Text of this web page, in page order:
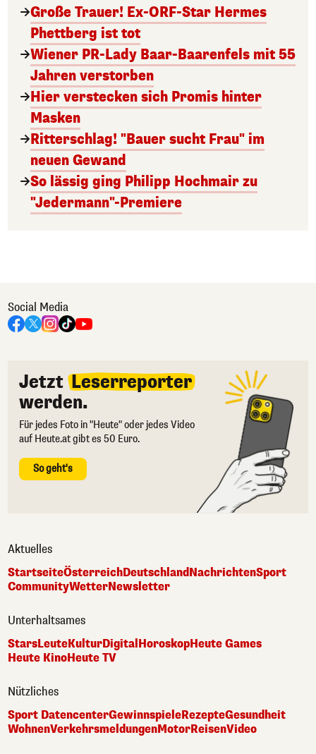
Große Trauer! Ex-ORF-Star Hermes
Phettberg ist tot
Wiener PR-Lady Baar-Baarenfels mit 55
Jahren verstorben
Hier verstecken sich Promis hinter
Masken
Ritterschlag! "Bauer sucht Frau" im
neuen Gewand
So lässig ging Philipp Hochmair zu
"Jedermann"-Premiere
Social Media
Jetzt Leserreporter
werden.
Für jedes Foto in "Heute" oder jedes Video
auf Heute.at gibt es 50 Euro.
So geht's
Aktuelles
StartseiteÖsterreichDeutschlandNachrichtenSport
CommunityWetterNewsletter
Unterhaltsames
StarsLeuteKulturDigital HoroskopHeute Games
Heute KinoHeute TV
Nützliches
Sport DatencenterGewinnspieleRezepteGesundheit
WohnenVerkehrsmeldungenMotorReisenVideo